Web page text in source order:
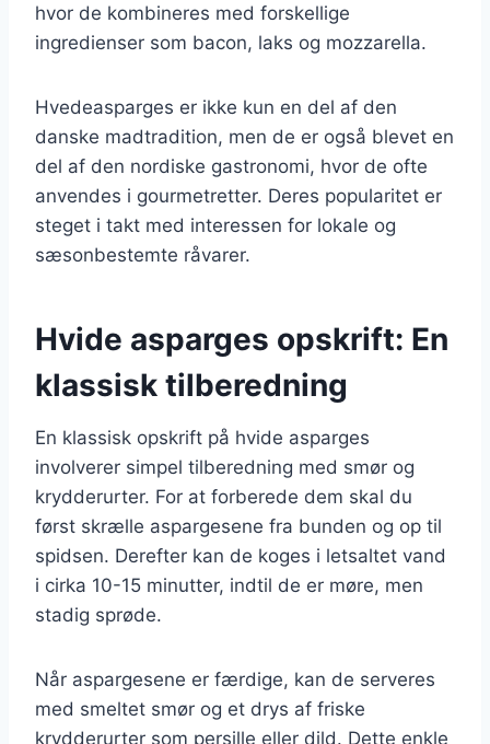
hvor de kombineres med forskellige
ingredienser som bacon, laks og mozzarella.
Hvedeasparges er ikke kun en del af den
danske madtradition, men de er også blevet en
del af den nordiske gastronomi, hvor de ofte
anvendes i gourmetretter. Deres popularitet er
steget i takt med interessen for lokale og
sæsonbestemte råvarer.
Hvide asparges opskrift: En
klassisk tilberedning
En klassisk opskrift på hvide asparges
involverer simpel tilberedning med smør og
krydderurter. For at forberede dem skal du
først skrælle aspargesene fra bunden og op til
spidsen. Derefter kan de koges i letsaltet vand
i cirka 10-15 minutter, indtil de er møre, men
stadig sprøde.
Når aspargesene er færdige, kan de serveres
med smeltet smør og et drys af friske
krydderurter som persille eller dild. Dette enkle